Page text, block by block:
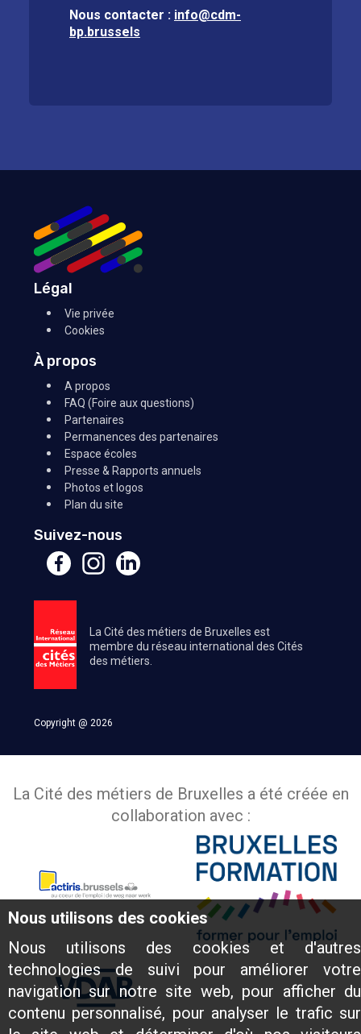
Nous utilisons des cookies
Nous utilisons des cookies et d'autres
technologies de suivi pour améliorer votre
navigation sur notre site web, pour afficher du
contenu personnalisé, pour analyser le trafic sur
Nous contacter : info@cdm-
bp.brussels
Légal
Vie privée
Cookies
À propos
A propos
FAQ (Foire aux questions)
Partenaires
Permanences des partenaires
Espace écoles
Presse & Rapports annuels
Photos et logos
Plan du site
Suivez-nous
La Cité des métiers de Bruxelles est
membre du réseau international des Cités
des métiers.
Copyright @ 2026
La Cité des métiers de Bruxelles a été créée en
collaboration avec :